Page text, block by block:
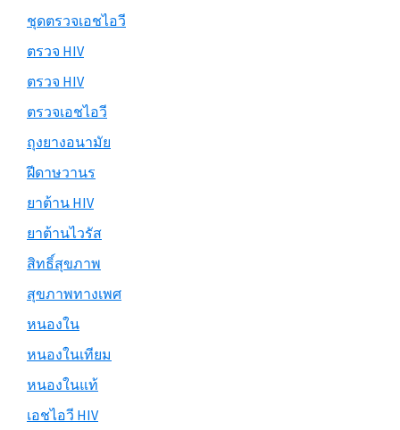
ชุดตรวจเอชไอวี
ตรวจ HIV
ตรวจ HIV
ตรวจเอชไอวี
ถุงยางอนามัย
ฝีดาษวานร
ยาต้าน HIV
ยาต้านไวรัส
สิทธิ์สุขภาพ
สุขภาพทางเพศ
หนองใน
หนองในเทียม
หนองในแท้
เอชไอวี HIV